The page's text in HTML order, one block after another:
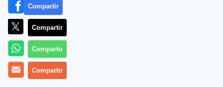
El Govern se encargará de la «localización e
Compartir
Compartir
Compartir
Compartir